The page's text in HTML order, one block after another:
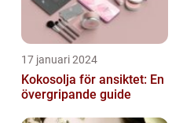
17 januari 2024
Kokosolja för ansiktet: En
övergripande guide